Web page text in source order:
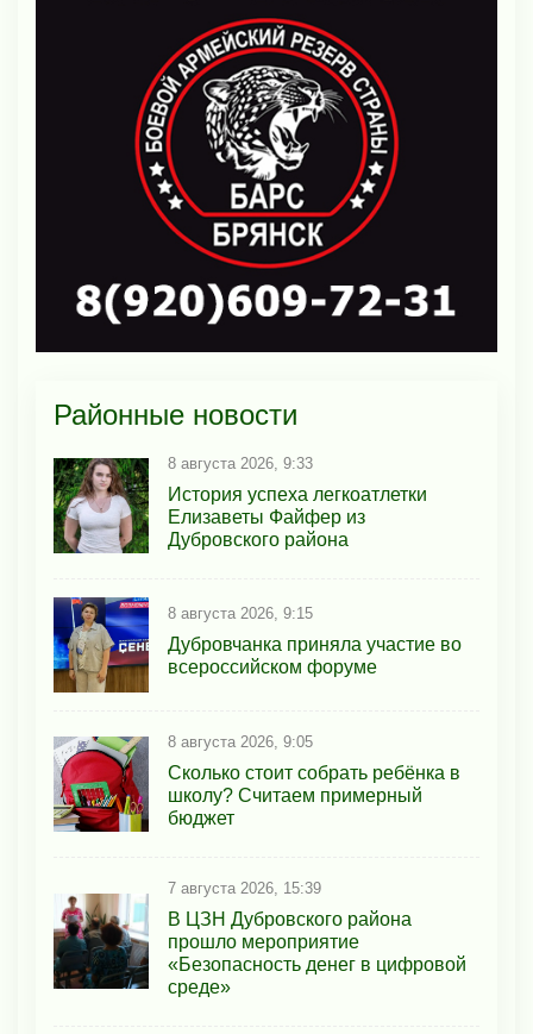
Районные новости
8 августа 2026, 9:33
История успеха легкоатлетки
Елизаветы Файфер из
Дубровского района
8 августа 2026, 9:15
Дубровчанка приняла участие во
всероссийском форуме
8 августа 2026, 9:05
Сколько стоит собрать ребёнка в
школу? Считаем примерный
бюджет
7 августа 2026, 15:39
В ЦЗН Дубровского района
прошло мероприятие
«Безопасность денег в цифровой
среде»